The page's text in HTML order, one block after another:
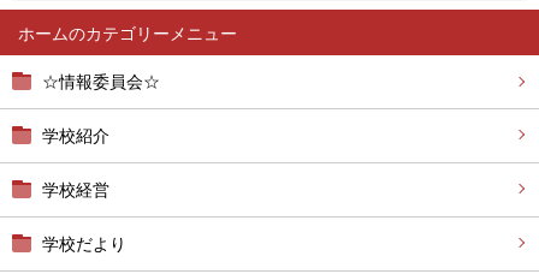
ホーム
☆情報委員会☆
学校紹介
学校経営
学校だより